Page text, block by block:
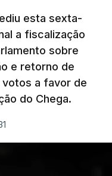
esta sexta-
a fiscalização
sobre
e retorno de
a favor de
do Chega.